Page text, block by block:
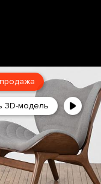
3D-модель